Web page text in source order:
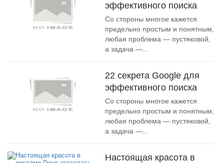
эффективного поиска
Со стороны многое кажется
предельно простым и понятным,
любая проблема — пустяковой,
а задача —...
22 секрета Google для
эффективного поиска
Со стороны многое кажется
предельно простым и понятным,
любая проблема — пустяковой,
а задача —...
Настоящая красота в